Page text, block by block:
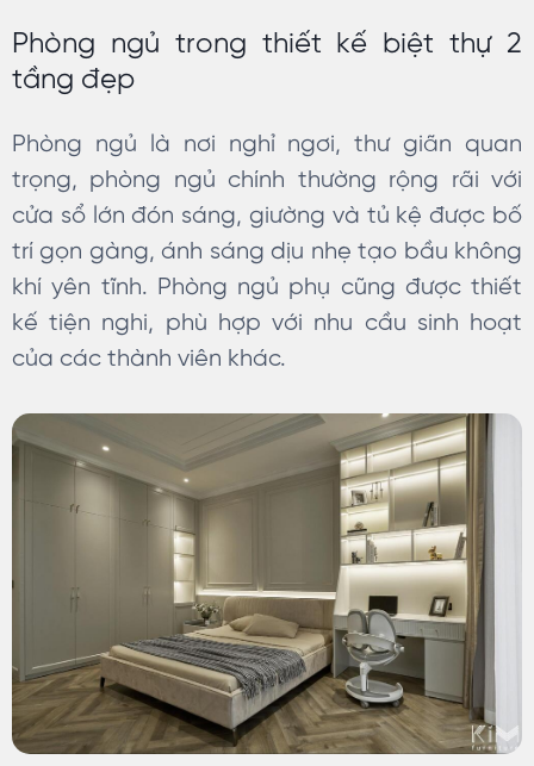
Phòng ngủ trong thiết kế biệt thự 2
tầng đẹp
Phòng ngủ là nơi nghỉ ngơi, thư giãn quan
trọng, phòng ngủ chính thường rộng rãi với
cửa sổ lớn đón sáng, giường và tủ kệ được bố
trí gọn gàng, ánh sáng dịu nhẹ tạo bầu không
khí yên tĩnh. Phòng ngủ phụ cũng được thiết
kế tiện nghi, phù hợp với nhu cầu sinh hoạt
của các thành viên khác.